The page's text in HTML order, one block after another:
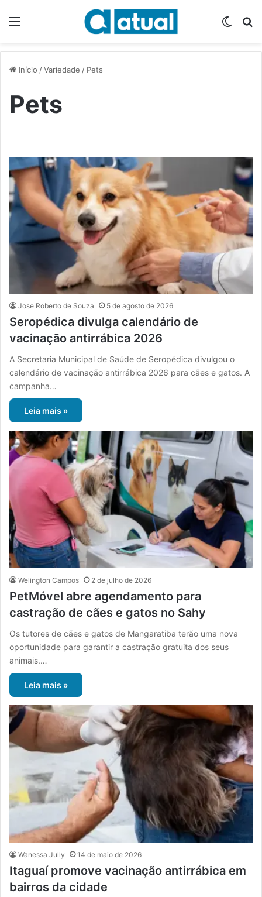
Início /Variedade / Pets
Pets
Jose Roberto de Souza 5 de agosto de 2026
Seropédica divulga calendário de
vacinação antirrábica 2026
A Secretaria Municipal de Saúde de Seropédica divulgou o
calendário de vacinação antirrábica 2026 para cães e gatos. A
campanha…
Leia mais »
Welington Campos 2 de julho de 2026
PetMóvel abre agendamento para
castração de cães e gatos no Sahy
Os tutores de cães e gatos de Mangaratiba terão uma nova
oportunidade para garantir a castração gratuita dos seus
animais.…
Leia mais »
Wanessa Jully 14 de maio de 2026
Itaguaí promove vacinação antirrábica em
bairros da cidade